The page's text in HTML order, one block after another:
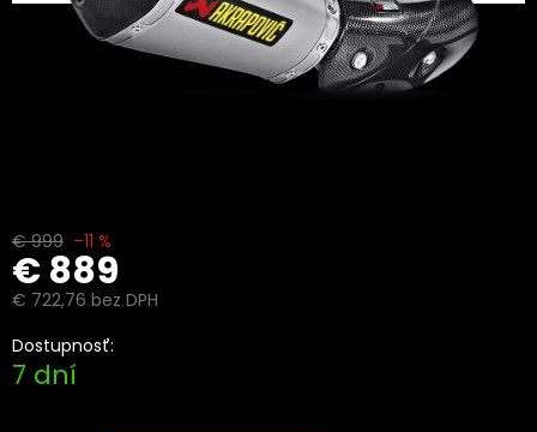
€ 999 –11 %
€ 889
€ 722,76 bez DPH
Jednotková
cena:
Dostupnosť:
7 dní